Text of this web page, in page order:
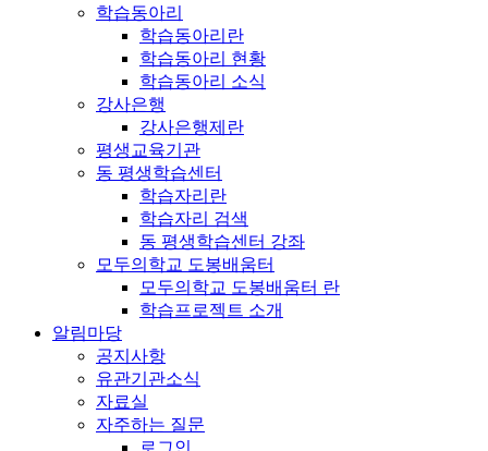
학습동아리
학습동아리란
학습동아리 현황
학습동아리 소식
강사은행
강사은행제란
평생교육기관
동 평생학습센터
학습자리란
학습자리 검색
동 평생학습센터 강좌
모두의학교 도봉배움터
모두의학교 도봉배움터 란
학습프로젝트 소개
알림마당
공지사항
유관기관소식
자료실
자주하는 질문
로그인